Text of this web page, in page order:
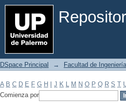
Filtrar por: Materia
DSpace Principal → Facultad de Ingeniería
A B C D E F G H J K L M N O P Q R S T
Comienza por